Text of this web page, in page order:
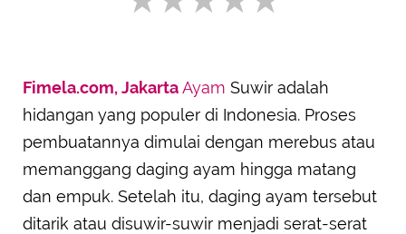
SUBMIT REVIEW
Fimela.com, JakartaAyam Suwir adalah
hidangan yang populer di Indonesia. Proses
pembuatannya dimulai dengan merebus atau
memanggang daging ayam hingga matang
dan empuk. Setelah itu, daging ayam tersebut
ditarik atau disuwir-suwir menjadi serat-serat